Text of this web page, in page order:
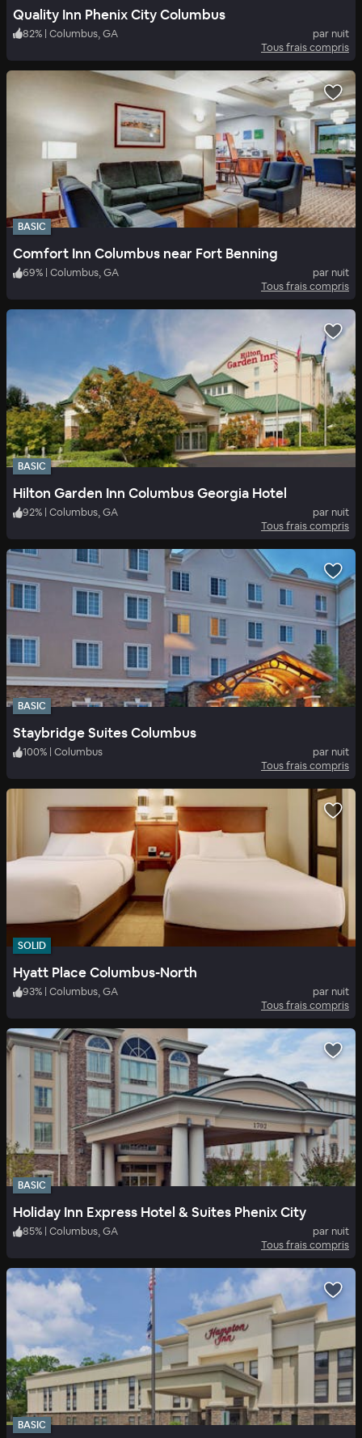
Quality Inn Phenix City Columbus
82% | Columbus, GA
par nuit
Tous frais compris
BASIC
Comfort Inn Columbus near Fort Benning
69% | Columbus, GA
par nuit
Tous frais compris
BASIC
Hilton Garden Inn Columbus Georgia Hotel
92% | Columbus, GA
par nuit
Tous frais compris
BASIC
Staybridge Suites Columbus
100% | Columbus
par nuit
Tous frais compris
SOLID
Hyatt Place Columbus-North
93% | Columbus, GA
par nuit
Tous frais compris
BASIC
Holiday Inn Express Hotel & Suites Phenix City
85% | Columbus, GA
par nuit
Tous frais compris
BASIC